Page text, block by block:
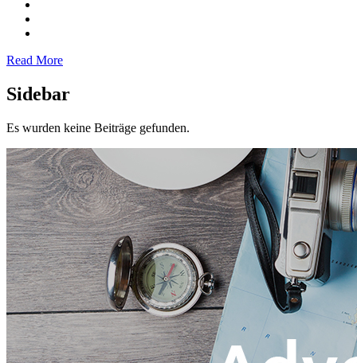
Read More
Sidebar
Es wurden keine Beiträge gefunden.